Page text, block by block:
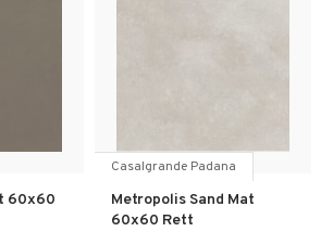
60x60
Casalgrande Padana
Metropolis Sand Mat
60x60 Rett